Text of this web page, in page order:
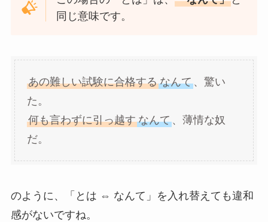
同じ意味です。
あの難しい試験に合格する なんて、驚い
た。
何も言わずに引っ越す なんて、薄情な奴
だ。
のように、「とは ⇔ なんて」を入れ替えても違和
感がないですね。